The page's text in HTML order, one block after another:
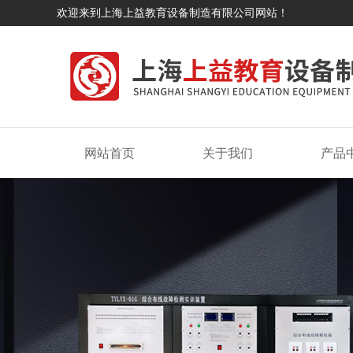
欢迎来到上海上益教育设备制造有限公司网站！
网站首页 关于我们 产品